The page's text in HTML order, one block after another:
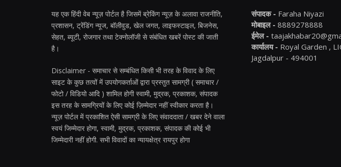
यह एक हिंदी वेब न्यूज़ पोर्टल है जिसमें ब्रेकिंग न्यूज़ के अलावा राजनीति,
प्रशासन, ट्रेंडिंग न्यूज, बॉलीवुड, खेल जगत, लाइफस्टाइल, बिजनेस,
सेहत, ब्यूटी, रोजगार तथा टेक्नोलॉजी से संबंधित खबरें पोस्ट की जाती
है।
Disclaimer - समाचार से सम्बंधित किसी भी तरह के विवाद के लिए
साइट के कुछ तत्वों में उपयोगकर्ताओं द्वारा प्रस्तुत सामग्री ( समाचार /
फोटो / विडियो आदि ) शामिल होगी स्वामी, मुद्रक, प्रकाशक, संपादक
इस तरह के सामग्रियों के लिए कोई ज़िम्मेदार नहीं स्वीकार करता है।
न्यूज़ पोर्टल में प्रकाशित ऐसी सामग्री के लिए संवाददाता / खबर देने वाला
स्वयं जिम्मेदार होगा, स्वामी, मुद्रक, प्रकाशक, संपादक की कोई भी
जिम्मेदारी नहीं होगी. सभी विवादों का न्यायक्षेत्र रायपुर होगा
संपादक - Faraha Niyazi
मोबाइल - 8889278888
ईमेल -
कार्यालय - Royal Garden ,
Jagdalpur - 494001